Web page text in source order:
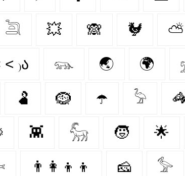
𓆖 💥 🙈 🐓 ⛅
₎ა 𓃮 🌏 🌍
🫃 🪹 ☂️ 𓅦
👾 𓃵 🧒 🌟
👨‍👩‍👦‍👦 🧀 𓅞